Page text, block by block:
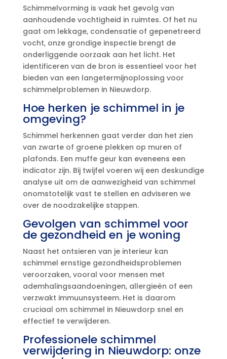
Schimmelvorming is vaak het gevolg van
aanhoudende vochtigheid in ruimtes.​ Of het nu
gaat om lekkage, condensatie of gepenetreerd
vocht, onze grondige inspectie brengt de
onderliggende oorzaak aan het licht.​ Het
identificeren van de bron is essentieel voor het
bieden van een langetermijnoplossing voor
schimmelproblemen in Nieuwdorp.​
Hoe herken je schimmel in je
omgeving?
Schimmel herkennen gaat verder dan het zien
van zwarte of groene plekken op muren of
plafonds.​ Een muffe geur kan eveneens een
indicator zijn.​ Bij twijfel voeren wij een deskundige
analyse uit om de aanwezigheid van schimmel
onomstotelijk vast te stellen en adviseren we
over de noodzakelijke stappen.​
Gevolgen van schimmel voor
de gezondheid en je woning
Naast het ontsieren van je interieur kan
schimmel ernstige gezondheidsproblemen
veroorzaken, vooral voor mensen met
ademhalingsaandoeningen, allergieën of een
verzwakt immuunsysteem.​ Het is daarom
cruciaal om schimmel in Nieuwdorp snel en
effectief te verwijderen.​
Professionele schimmel
verwijdering in Nieuwdorp: onze